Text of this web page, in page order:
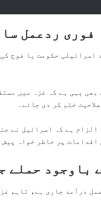
فوری ردعمل
اسرائیلی حکومت یا فوج
بھی یہی ہے کہ غزہ میں
ختم کر دی جائے۔
ہے کہ اسرائیل نے
پر خاطر خواہ پیش
باوجود حملے
درآمد جاری ہے، تاہم